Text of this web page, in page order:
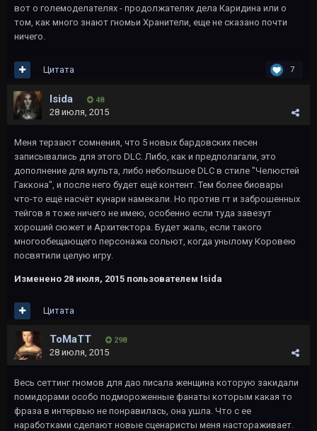
вот о големоделателях - продолжателях дела Каридина или о
том, как много знают гномьи Хранители, еще не сказано почти
ничего.
7
Цитата
Isida 48
28 июля, 2015
Меня терзают сомнения, что 5 новых бардовских песен
записывались для этого DLC. Либо, как и предполагали, это
дополнение для мульта, либо небольшое DLC в стиле "Челюстей
Гаккона", и после него будет ещё контент. Тем более биовары
что-то ещё насчёт кунари намекали. Но против гт и заброшенных
тейгов я тоже ничего не имею, особенно если туда завезут
хороший сюжет и Архитектора. Будет жаль, если такого
многообещающего персонажа сольют, когда унылому Коровею
посвятили целую игру.
Изменено 28 июля, 2015 пользователем Isida
Цитата
ToMaTT 298
28 июля, 2015
Весь сеттинг гномов для дао писала женщина которую закидали
помидорами особо подмороженные фанаты которым какая то
фраза в интервью не понравилась, она ушла. Что с ее
наработками сделают новые сценаристы меня настораживает.